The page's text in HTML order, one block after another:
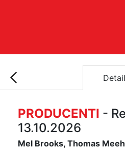
Detail
PRODUCENTI -
13.10.2026
Mel Brooks, Thomas